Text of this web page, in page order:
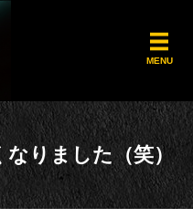
MENU
なりました（笑）